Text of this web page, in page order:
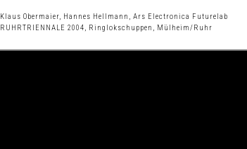
Klaus Obermaier, Hannes Hellmann, Ars Electronica Futurelab
RUHRTRIENNALE 2004, Ringlokschuppen, Mülheim/Ruhr